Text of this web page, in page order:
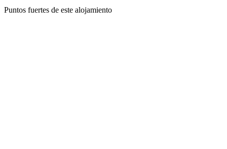
Puntos fuertes de este alojamiento